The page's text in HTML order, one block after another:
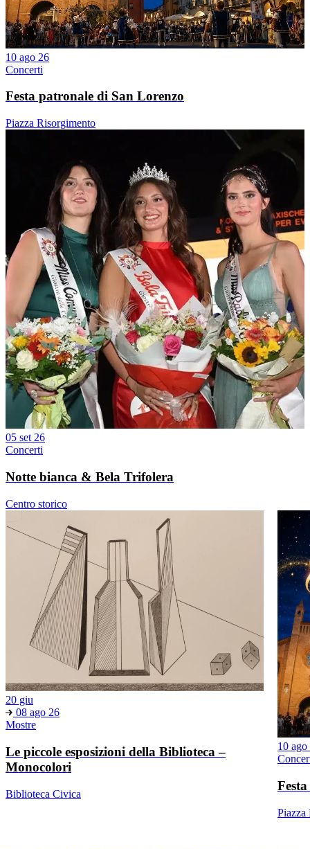
10 ago 26
Concerti
Festa patronale di San Lorenzo
Piazza Risorgimento
05 set 26
Concerti
Notte bianca & Bela Trifolera
Centro storico
20 giu
08 ago 26
Mostre
Le piccole esposizioni della Biblioteca –
Monocolori
Biblioteca Civica
10 ago
Piazza